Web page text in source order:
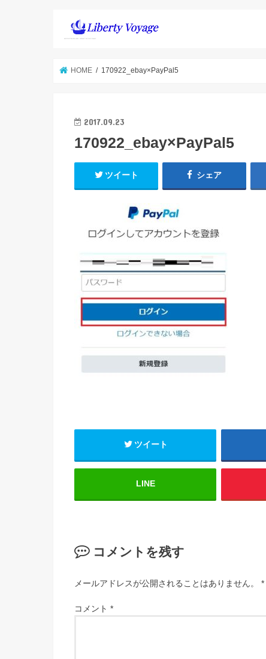
HOME 170922_ebay×PayPal5
2017.09.23
170922_ebay×PayPal5
ツイート シェア
ツイート
LINE
コメントを残す
メールアドレスが公開されることはありません。 *
コメント *